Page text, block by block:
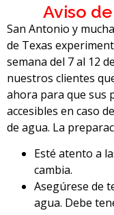
Aviso
San Antonio y
de Texas
semana del 7 al 12
nuestros clientes
ahora para que sus
accesibles en caso
de agua. La
Esté atento a
cambia.
Asegúrese de
agua. Debe